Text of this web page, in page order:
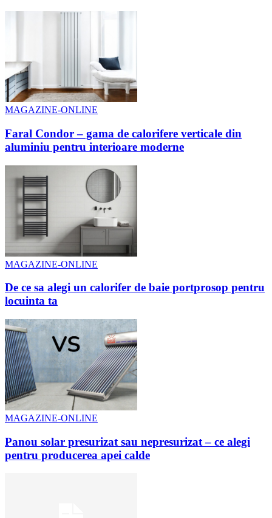
MAGAZINE-ONLINE
Faral Condor – gama de calorifere verticale din
aluminiu pentru interioare moderne
MAGAZINE-ONLINE
De ce sa alegi un calorifer de baie portprosop pentru
locuinta ta
MAGAZINE-ONLINE
Panou solar presurizat sau nepresurizat – ce alegi
pentru producerea apei calde